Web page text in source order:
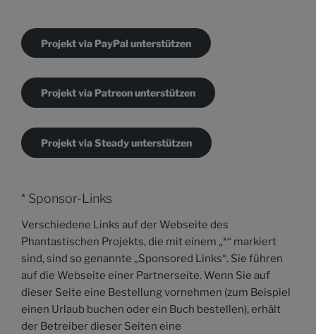
Projekt via PayPal unterstützen
Projekt via Patreon unterstützen
Projekt via Steady unterstützen
* Sponsor-Links
Verschiedene Links auf der Webseite des
Phantastischen Projekts, die mit einem „*“ markiert
sind, sind so genannte „Sponsored Links“. Sie führen
auf die Webseite einer Partnerseite. Wenn Sie auf
dieser Seite eine Bestellung vornehmen (zum Beispiel
einen Urlaub buchen oder ein Buch bestellen), erhält
der Betreiber dieser Seiten eine